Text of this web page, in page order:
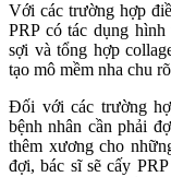
Với các trường hợp
PRP có tác dụng
sợi và tổng hợp
tạo mô mềm nha chu
Đối với các trường
bệnh nhân cần phải
thêm xương cho
đợi, bác sĩ sẽ cấy